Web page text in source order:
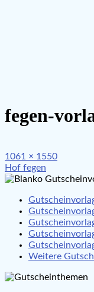
fegen-
Full
size
1061 × 1550
Hof fegen
Weitere